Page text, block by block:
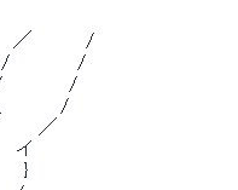
／　　　　/
　　　　　/
　　 　 /
　 　 /
　 ／
イ
　}